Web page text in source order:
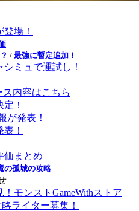
場！
/ 最強に暫定追加！
ミュで運試し！
内容はこちら
！
が発表！
！
価まとめ
の孤城の攻略
モンストGameWithストア
ライター募集！